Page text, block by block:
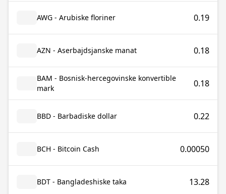
AWG - Arubiske floriner 0.19
AZN - Aserbajdsjanske manat 0.18
BAM - Bosnisk-hercegovinske konvertible
mark
0.18
BBD - Barbadiske dollar 0.22
BCH - Bitcoin Cash 0.00050
BDT - Bangladeshiske taka 13.28